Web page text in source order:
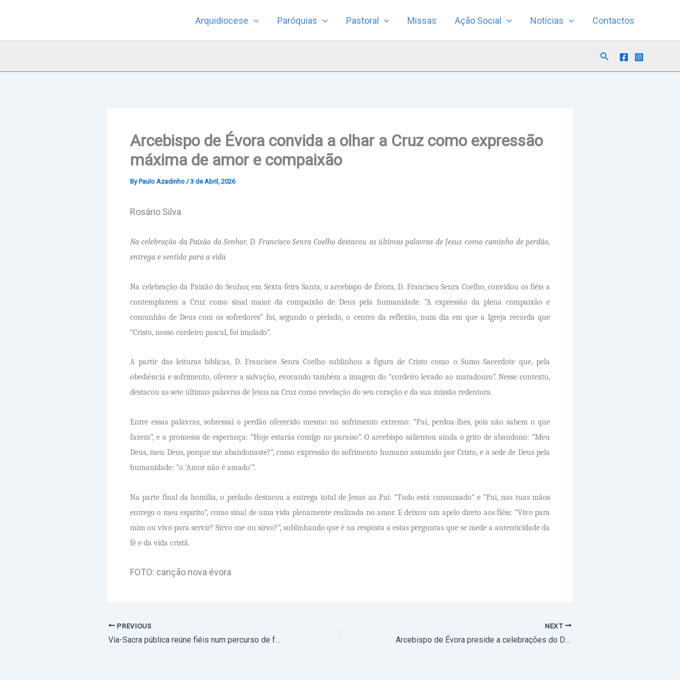
Arquidiocese Paróquias Pastoral Missas Ação Social Notícias Contactos
Search
Arcebispo de Évora convida a olhar a Cruz como expressão
máxima de amor e compaixão
By Paulo Azadinho /3 de Abril, 2026
Rosário Silva
Na celebração da Paixão do Senhor, D. Francisco Senra Coelho destacou as últimas palavras de Jesus como caminho de perdão,
entrega e sentido para a vida
Na celebração da Paixão do Senhor, em Sexta-feira Santa, o arcebispo de Évora, D. Francisco Senra Coelho, convidou os fiéis a
contemplarem a Cruz como sinal maior da compaixão de Deus pela humanidade. “A expressão da plena compaixão e
comunhão de Deus com os sofredores” foi, segundo o prelado, o centro da reflexão, num dia em que a Igreja recorda que
“Cristo, nosso cordeiro pascal, foi imolado”.
A partir das leituras bíblicas, D. Francisco Senra Coelho sublinhou a figura de Cristo como o Sumo Sacerdote que, pela
obediência e sofrimento, oferece a salvação, evocando também a imagem do “cordeiro levado ao matadouro”. Nesse contexto,
destacou as sete últimas palavras de Jesus na Cruz como revelação do seu coração e da sua missão redentora.
Entre essas palavras, sobressai o perdão oferecido mesmo no sofrimento extremo: “Pai, perdoa-lhes, pois não sabem o que
fazem”, e a promessa de esperança: “Hoje estarás comigo no paraíso”. O arcebispo salientou ainda o grito de abandono: “Meu
Deus, meu Deus, porque me abandonaste?”, como expressão do sofrimento humano assumido por Cristo, e a sede de Deus pela
humanidade: “o ‘Amor não é amado’”.
Na parte final da homilia, o prelado destacou a entrega total de Jesus ao Pai: “Tudo está consumado” e “Pai, nas tuas mãos
entrego o meu espírito”, como sinal de uma vida plenamente realizada no amor. E deixou um apelo direto aos fiéis: “Vivo para
mim ou vivo para servir? Sirvo-me ou sirvo?”, sublinhando que é na resposta a estas perguntas que se mede a autenticidade da
fé e da vida cristã.
FOTO: canção nova évora
PREVIOUS
Via-Sacra pública reúne fiéis num percurso de fé pela cidade de Elvas
NEXT
Arcebispo de Évora preside a celebrações do Domingo de Páscoa em diferentes comunidades